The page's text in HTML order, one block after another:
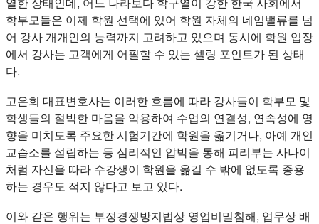
학부모들은 이제 학원 선택에 있어 학원 자체의 네임밸류를 넘
어 강사 개개인의 능력까지 고려하고 있으며 동시에 학원 입장
에서 강사는 고객에게 어필할 수 있는 셀링 포인트가 된 상태
다.
고은희 대표변호사는 이러한 흐름에 따라 강사들이 학부모 및
학생들의 절박한 마음을 악용하여 수업의 연결성, 연속성에 영
향을 미치도록 주요한 시험기간에 학원을 옮기거나, 아예 개인
교습소를 설립하는 등 심리적인 압박을 통해 피리부는 사나이
처럼 자신을 따라 수강생이 학원을 옮길 수 밖에 없도록 종용
하는 경우도 적지 않다고 보고 있다.
이와 같은 행위는 부정경쟁방지법상 영업비밀침해, 업무상 배